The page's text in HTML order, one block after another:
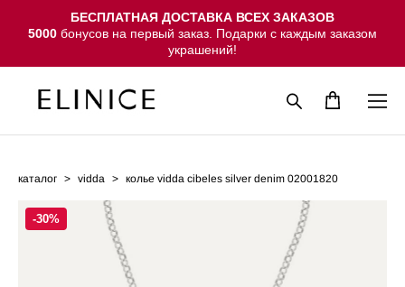
БЕСПЛАТНАЯ ДОСТАВКА ВСЕХ ЗАКАЗОВ
5000 бонусов на первый заказ. Подарки с каждым заказом
украшений!
каталог > vidda > колье vidda cibeles silver denim 02001820
-30%